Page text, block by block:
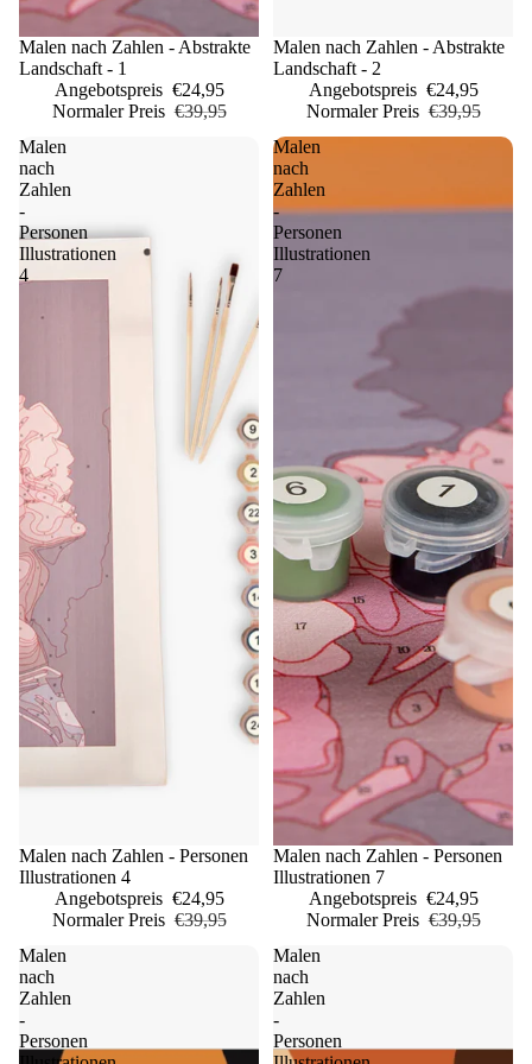
Sale
Malen nach Zahlen - Abstrakte
Landschaft - 1
Angebotspreis €24,95
Normaler Preis €39,95
Sale
Malen nach Zahlen - Abstrakte
Landschaft - 2
Angebotspreis €24,95
Normaler Preis €39,95
Malen
nach
Zahlen
-
Personen
Illustrationen
4
Sale
Malen nach Zahlen - Personen
Illustrationen 4
Angebotspreis €24,95
Normaler Preis €39,95
Malen
nach
Zahlen
-
Personen
Illustrationen
7
Sale
Malen nach Zahlen - Personen
Illustrationen 7
Angebotspreis €24,95
Normaler Preis €39,95
Malen
nach
Zahlen
-
Personen
Malen
nach
Zahlen
-
Personen